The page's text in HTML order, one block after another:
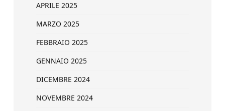
APRILE 2025
MARZO 2025
FEBBRAIO 2025
GENNAIO 2025
DICEMBRE 2024
NOVEMBRE 2024